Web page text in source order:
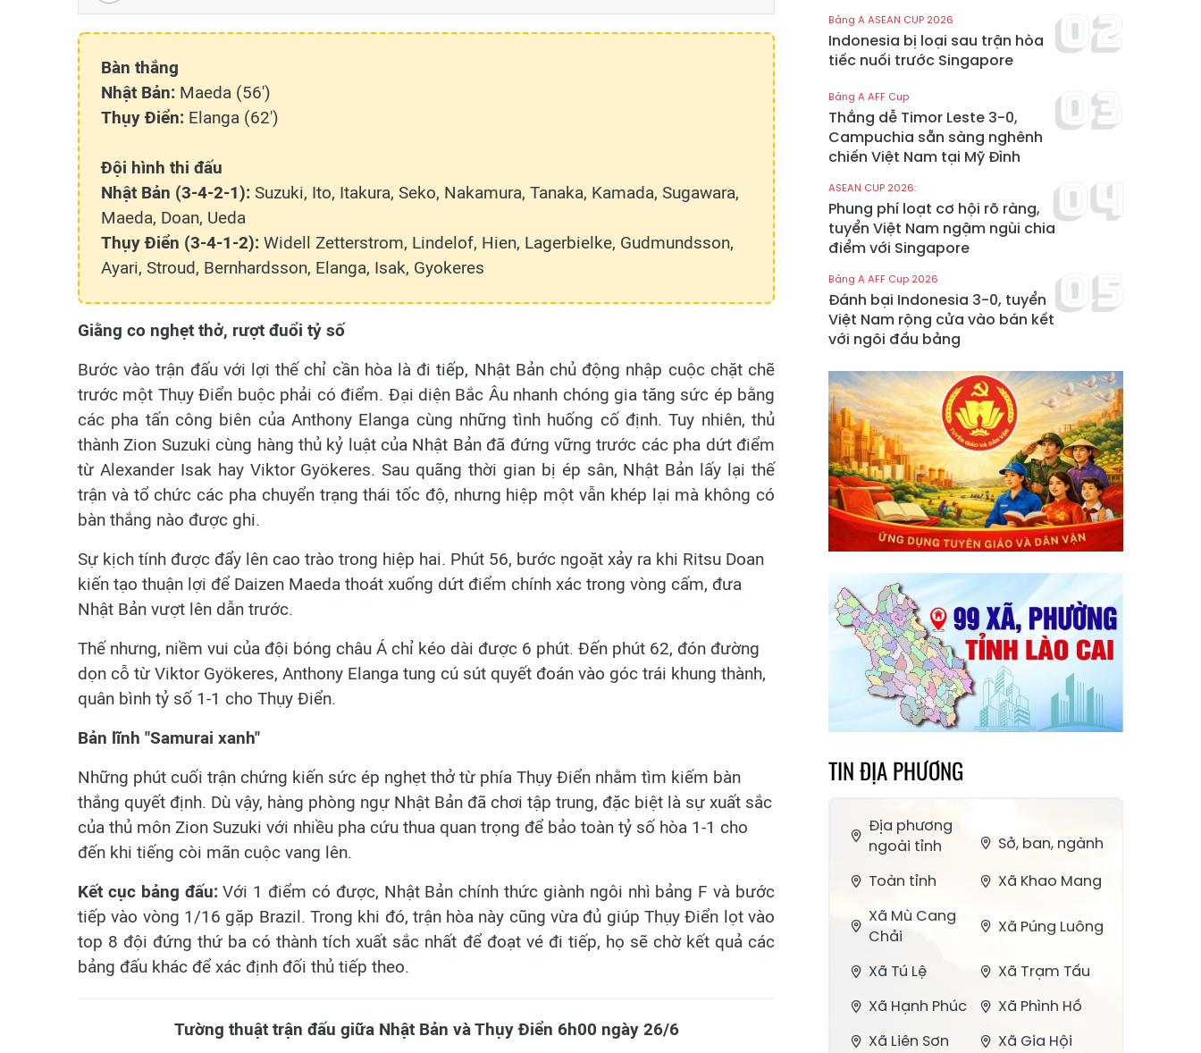
Bàn thắng
Nhật Bản: Maeda (56')
Thụy Điển: Elanga (62')
Đội hình thi đấu
Nhật Bản (3-4-2-1): Suzuki, Ito, Itakura, Seko, Nakamura, Tanaka, Kamada, Sugawara,
Maeda, Doan, Ueda
Thụy Điển (3-4-1-2): Widell Zetterstrom, Lindelof, Hien, Lagerbielke, Gudmundsson,
Ayari, Stroud, Bernhardsson, Elanga, Isak, Gyokeres
Giằng co nghẹt thở, rượt đuổi tỷ số
Bước vào trận đấu với lợi thế chỉ cần hòa là đi tiếp, Nhật Bản chủ động nhập cuộc chặt chẽ
trước một Thụy Điển buộc phải có điểm. Đại diện Bắc Âu nhanh chóng gia tăng sức ép bằng
các pha tấn công biên của Anthony Elanga cùng những tình huống cố định. Tuy nhiên, thủ
thành Zion Suzuki cùng hàng thủ kỷ luật của Nhật Bản đã đứng vững trước các pha dứt điểm
từ Alexander Isak hay Viktor Gyökeres. Sau quãng thời gian bị ép sân, Nhật Bản lấy lại thế
trận và tổ chức các pha chuyển trạng thái tốc độ, nhưng hiệp một vẫn khép lại mà không có
bàn thắng nào được ghi.
Sự kịch tính được đẩy lên cao trào trong hiệp hai. Phút 56, bước ngoặt xảy ra khi Ritsu Doan
kiến tạo thuận lợi để Daizen Maeda thoát xuống dứt điểm chính xác trong vòng cấm, đưa
Nhật Bản vượt lên dẫn trước.
Thế nhưng, niềm vui của đội bóng châu Á chỉ kéo dài được 6 phút. Đến phút 62, đón đường
dọn cỗ từ Viktor Gyökeres, Anthony Elanga tung cú sút quyết đoán vào góc trái khung thành,
quân bình tỷ số 1-1 cho Thụy Điển.
Bản lĩnh "Samurai xanh"
Những phút cuối trận chứng kiến sức ép nghẹt thở từ phía Thụy Điển nhằm tìm kiếm bàn
thắng quyết định. Dù vậy, hàng phòng ngự Nhật Bản đã chơi tập trung, đặc biệt là sự xuất sắc
của thủ môn Zion Suzuki với nhiều pha cứu thua quan trọng để bảo toàn tỷ số hòa 1-1 cho
đến khi tiếng còi mãn cuộc vang lên.
Kết cục bảng đấu:Với 1 điểm có được, Nhật Bản chính thức giành ngôi nhì bảng F và bước
tiếp vào vòng 1/16 gặp Brazil. Trong khi đó, trận hòa này cũng vừa đủ giúp Thụy Điển lọt vào
top 8 đội đứng thứ ba có thành tích xuất sắc nhất để đoạt vé đi tiếp, họ sẽ chờ kết quả các
bảng đấu khác để xác định đối thủ tiếp theo.
Tường thuật trận đấu giữa Nhật Bản và Thụy Điển 6h00 ngày 26/6
Bảng A ASEAN CUP 2026
Indonesia bị loại sau trận hòa
tiếc nuối trước Singapore
Bảng A AFF Cup
Thắng dễ Timor Leste 3-0,
Campuchia sẵn sàng nghênh
chiến Việt Nam tại Mỹ Đình
ASEAN CUP 2026:
Phung phí loạt cơ hội rõ ràng,
tuyển Việt Nam ngậm ngùi chia
điểm với Singapore
Bảng A AFF Cup 2026
Đánh bại Indonesia 3-0, tuyển
Việt Nam rộng cửa vào bán kết
với ngôi đầu bảng
TIN ĐỊA PHƯƠNG
Địa phương
ngoài tỉnh
Sở, ban, ngành
Toàn tỉnh
Xã Khao Mang
Xã Mù Cang
Chải
Xã Púng Luông
Xã Tú Lệ
Xã Trạm Tấu
Xã Hạnh Phúc
Xã Phình Hồ
Xã Liên Sơn
Xã Gia Hội